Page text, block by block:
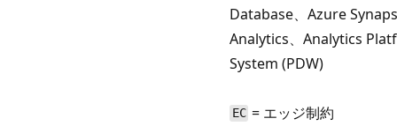
Database、Azure
Analytics、Analytics
System (PDW)
EC = エッジ制約